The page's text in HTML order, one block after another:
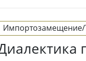
Импортозамещение/